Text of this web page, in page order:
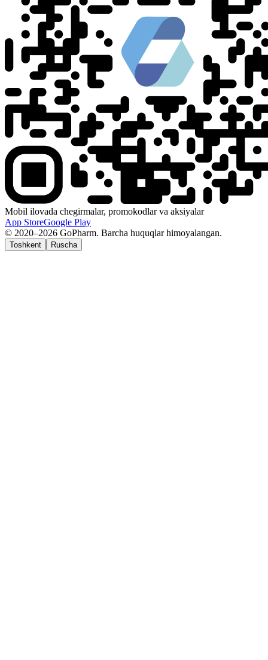
Mobil ilovada chegirmalar, promokodlar va aksiyalar
App StoreGoogle Play
© 2020–2026 GoPharm. Barcha huquqlar himoyalangan.
Toshkent Ruscha